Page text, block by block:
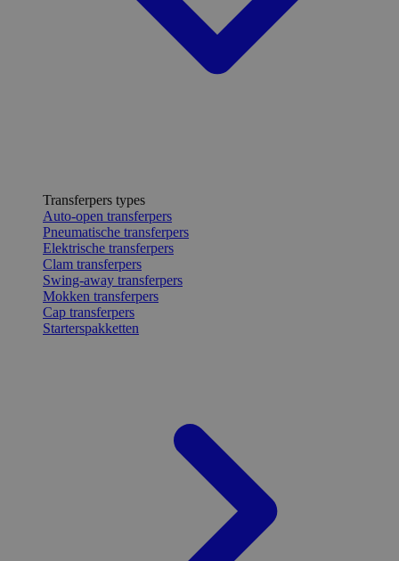
Transferpers types
Auto-open transferpers
Pneumatische transferpers
Elektrische transferpers
Clam transferpers
Swing-away transferpers
Mokken transferpers
Cap transferpers
Starterspakketten